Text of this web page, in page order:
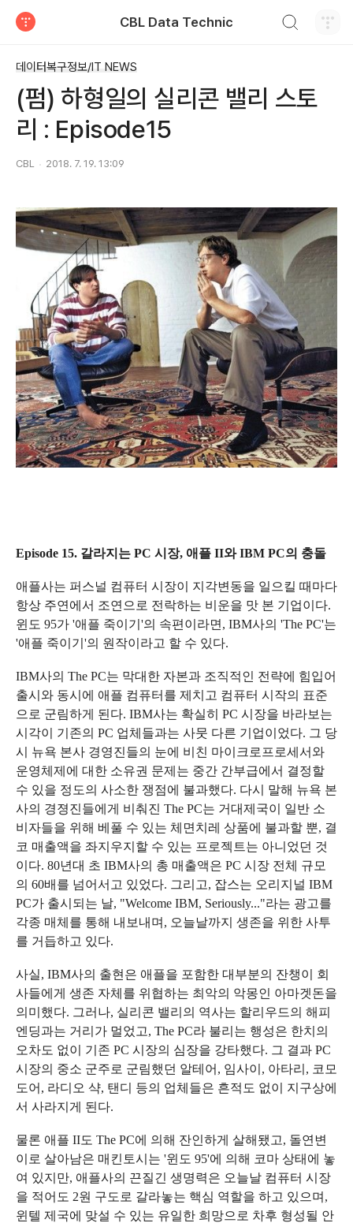
CBL Data Technic
데이터복구정보/IT NEWS
(펌) 하형일의 실리콘 밸리 스토
리 : Episode15
CBL 2018. 7. 19. 13:09
Episode 15. 갈라지는 PC 시장, 애플 II와 IBM PC의 충돌
애플사는 퍼스널 컴퓨터 시장이 지각변동을 일으킬 때마다
항상 주연에서 조연으로 전락하는 비운을 맛 본 기업이다.
윈도 95가 '애플 죽이기'의 속편이라면, IBM사의 'The PC'는
'애플 죽이기'의 원작이라고 할 수 있다.
IBM사의 The PC는 막대한 자본과 조직적인 전략에 힘입어
출시와 동시에 애플 컴퓨터를 제치고 컴퓨터 시작의 표준
으로 군림하게 된다. IBM사는 확실히 PC 시장을 바라보는
시각이 기존의 PC 업체들과는 사뭇 다른 기업이었다. 그 당
시 뉴욕 본사 경영진들의 눈에 비친 마이크로프로세서와
운영체제에 대한 소유권 문제는 중간 간부급에서 결정할
수 있을 정도의 사소한 쟁점에 불과했다. 다시 말해 뉴욕 본
사의 경졍진들에게 비춰진 The PC는 거대제국이 일반 소
비자들을 위해 베풀 수 있는 체면치레 상품에 불과할 뿐, 결
코 매출액을 좌지우지할 수 있는 프로젝트는 아니었던 것
이다. 80년대 초 IBM사의 총 매출액은 PC 시장 전체 규모
의 60배를 넘어서고 있었다. 그리고, 잡스는 오리지널 IBM
PC가 출시되는 날, "Welcome IBM, Seriously..."라는 광고를
각종 매체를 통해 내보내며, 오늘날까지 생존을 위한 사투
를 거듭하고 있다.
사실, IBM사의 출현은 애플을 포함한 대부분의 잔챙이 회
사들에게 생존 자체를 위협하는 최악의 악몽인 아마겟돈을
의미했다. 그러나, 실리콘 밸리의 역사는 할리우드의 해피
엔딩과는 거리가 멀었고, The PC라 불리는 행성은 한치의
오차도 없이 기존 PC 시장의 심장을 강타했다. 그 결과 PC
시장의 중소 군주로 군림했던 알테어, 임사이, 아타리, 코모
도어, 라디오 샥, 탠디 등의 업체들은 흔적도 없이 지구상에
서 사라지게 된다.
물론 애플 II도 The PC에 의해 잔인하게 살해됐고, 돌연변
이로 살아남은 매킨토시는 '윈도 95'에 의해 코마 상태에 놓
여 있지만, 애플사의 끈질긴 생명력은 오늘날 컴퓨터 시장
을 적어도 2원 구도로 갈라놓는 핵심 역할을 하고 있으며,
윈텔 제국에 맞설 수 있는 유일한 희망으로 차후 형성될 안